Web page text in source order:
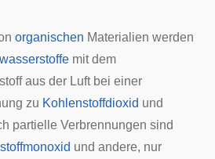
organischen Materialien werden
mit dem
aus der Luft bei einer
zu Kohlenstoffdioxid und
partielle Verbrennungen sind
und andere, nur